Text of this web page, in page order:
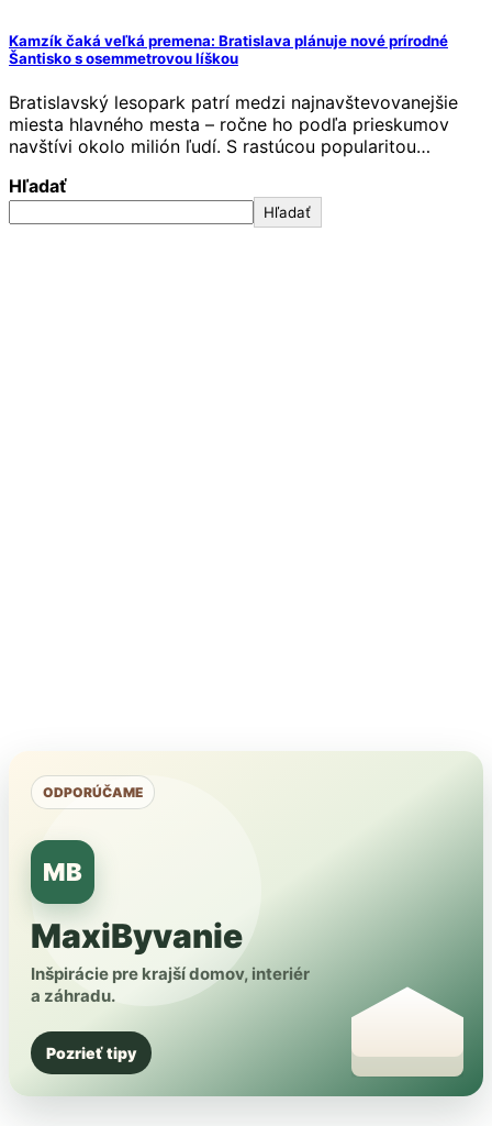
Kamzík čaká veľká premena: Bratislava plánuje nové prírodné
Šantisko s osemmetrovou líškou
Bratislavský lesopark patrí medzi najnavštevovanejšie
miesta hlavného mesta – ročne ho podľa prieskumov
navštívi okolo milión ľudí. S rastúcou popularitou…
Hľadať
Hľadať
ODPORÚČAME
MB
MaxiByvanie
Inšpirácie pre krajší domov, interiér
a záhradu.
Pozrieť tipy